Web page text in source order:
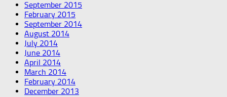
September 2015
February 2015
September 2014
August 2014
July 2014
June 2014
April 2014
March 2014
February 2014
December 2013